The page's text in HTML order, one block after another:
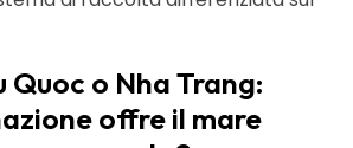
Quoc o Nha Trang:
offre il mare